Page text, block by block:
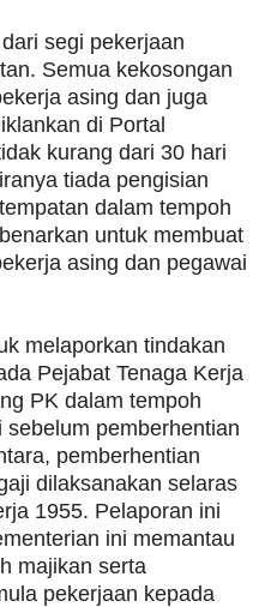
segi pekerjaan
Semua kekosongan
asing dan juga
di Portal
kurang dari 30 hari
tiada pengisian
dalam tempoh
untuk membuat
asing dan pegawai
melaporkan tindakan
Pejabat Tenaga Kerja
PK dalam tempoh
pemberhentian
pemberhentian
dilaksanakan selaras
1955. Pelaporan ini
ini memantau
majikan serta
pekerjaan kepada